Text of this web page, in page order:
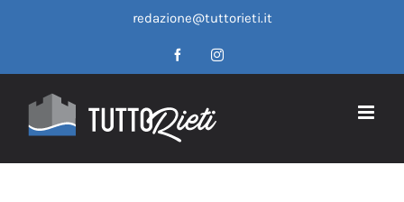
redazione@tuttorieti.it
FacebookInstagram